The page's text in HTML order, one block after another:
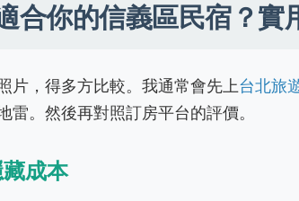
合你的信義區民宿？實
片，得多方比較。我通常會先上台北旅
雷。然後再對照訂房平台的評價。
成本